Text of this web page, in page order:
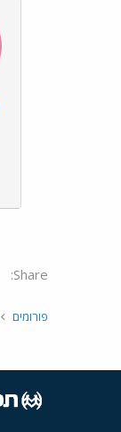
Share:
פורומים